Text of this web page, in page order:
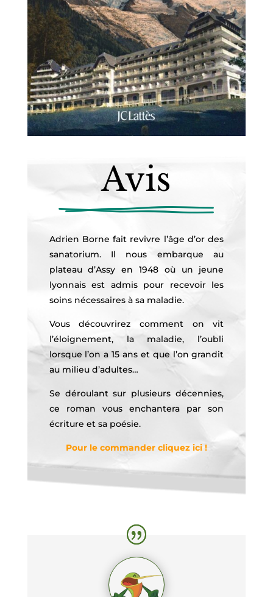
Avis
Adrien Borne fait revivre l’âge d’or des
sanatorium. Il nous embarque au
plateau d’Assy en 1948 où un jeune
lyonnais est admis pour recevoir les
soins nécessaires à sa maladie.
Vous découvrirez comment on vit
l’éloignement, la maladie, l’oubli
lorsque l’on a 15 ans et que l’on grandit
au milieu d’adultes…
Se déroulant sur plusieurs décennies,
ce roman vous enchantera par son
écriture et sa poésie.
Pour le commander cliquez ici !